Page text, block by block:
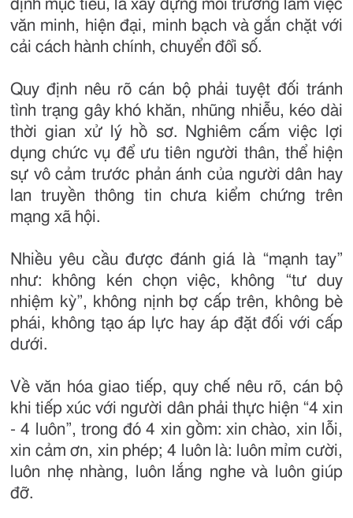
định mục tiêu, là xây dựng môi trường làm việc
văn minh, hiện đại, minh bạch và gắn chặt với
cải cách hành chính, chuyển đổi số.
Quy định nêu rõ cán bộ phải tuyệt đối tránh
tình trạng gây khó khăn, nhũng nhiễu, kéo dài
thời gian xử lý hồ sơ. Nghiêm cấm việc lợi
dụng chức vụ để ưu tiên người thân, thể hiện
sự vô cảm trước phản ánh của người dân hay
lan truyền thông tin chưa kiểm chứng trên
mạng xã hội.
Nhiều yêu cầu được đánh giá là “mạnh tay”
như: không kén chọn việc, không “tư duy
nhiệm kỳ”, không nịnh bợ cấp trên, không bè
phái, không tạo áp lực hay áp đặt đối với cấp
dưới.
Về văn hóa giao tiếp, quy chế nêu rõ, cán bộ
khi tiếp xúc với người dân phải thực hiện “4 xin
- 4 luôn”, trong đó 4 xin gồm: xin chào, xin lỗi,
xin cảm ơn, xin phép; 4 luôn là: luôn mỉm cười,
luôn nhẹ nhàng, luôn lắng nghe và luôn giúp
đỡ.